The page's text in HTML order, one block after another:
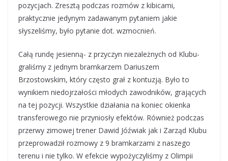
pozycjach. Zresztą podczas rozmów z kibicami,
praktycznie jedynym zadawanym pytaniem jakie
słyszeliśmy, było pytanie dot. wzmocnień.
Całą rundę jesienną- z przyczyn niezależnych od Klubu-
graliśmy z jednym bramkarzem Dariuszem
Brzostowskim, który często grał z kontuzją. Było to
wynikiem niedojrzałości młodych zawodników, grających
na tej pozycji. Wszystkie działania na koniec okienka
transferowego nie przyniosły efektów. Również podczas
przerwy zimowej trener Dawid Jóźwiak jak i Zarząd Klubu
przeprowadził rozmowy z 9 bramkarzami z naszego
terenu i nie tylko. W efekcie wypożyczyliśmy z Olimpii